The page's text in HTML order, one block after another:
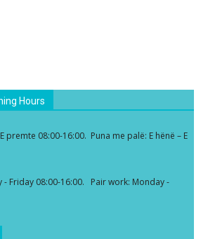
Hours
premte 08:00-16:00. Puna me palë: E hënë – E
- Friday 08:00-16:00. Pair work: Monday -